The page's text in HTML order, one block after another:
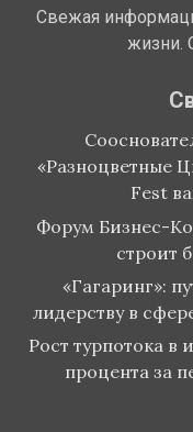
Свежая
жизни.
«Разноцветные
Fest
Форум Бизнес-
строит
«Гагаринг»:
лидерству в
Рост турпотока в
процента за